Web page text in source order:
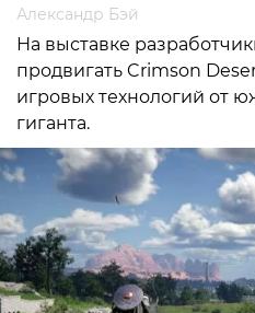
Александр Бэй
На выставке
продвигать Crimson
игровых технологий от
гиганта.